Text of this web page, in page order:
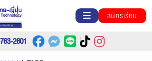
สมัครเรียน
2601